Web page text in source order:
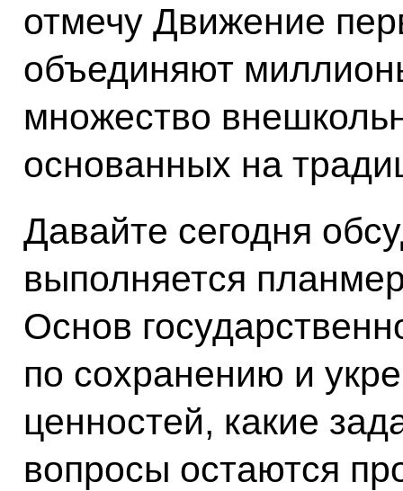
отмечу Движение
объединяют
множество
основанных на
Давайте сегодня
выполняется
Основ
по сохранению и
ценностей, какие
вопросы остаются